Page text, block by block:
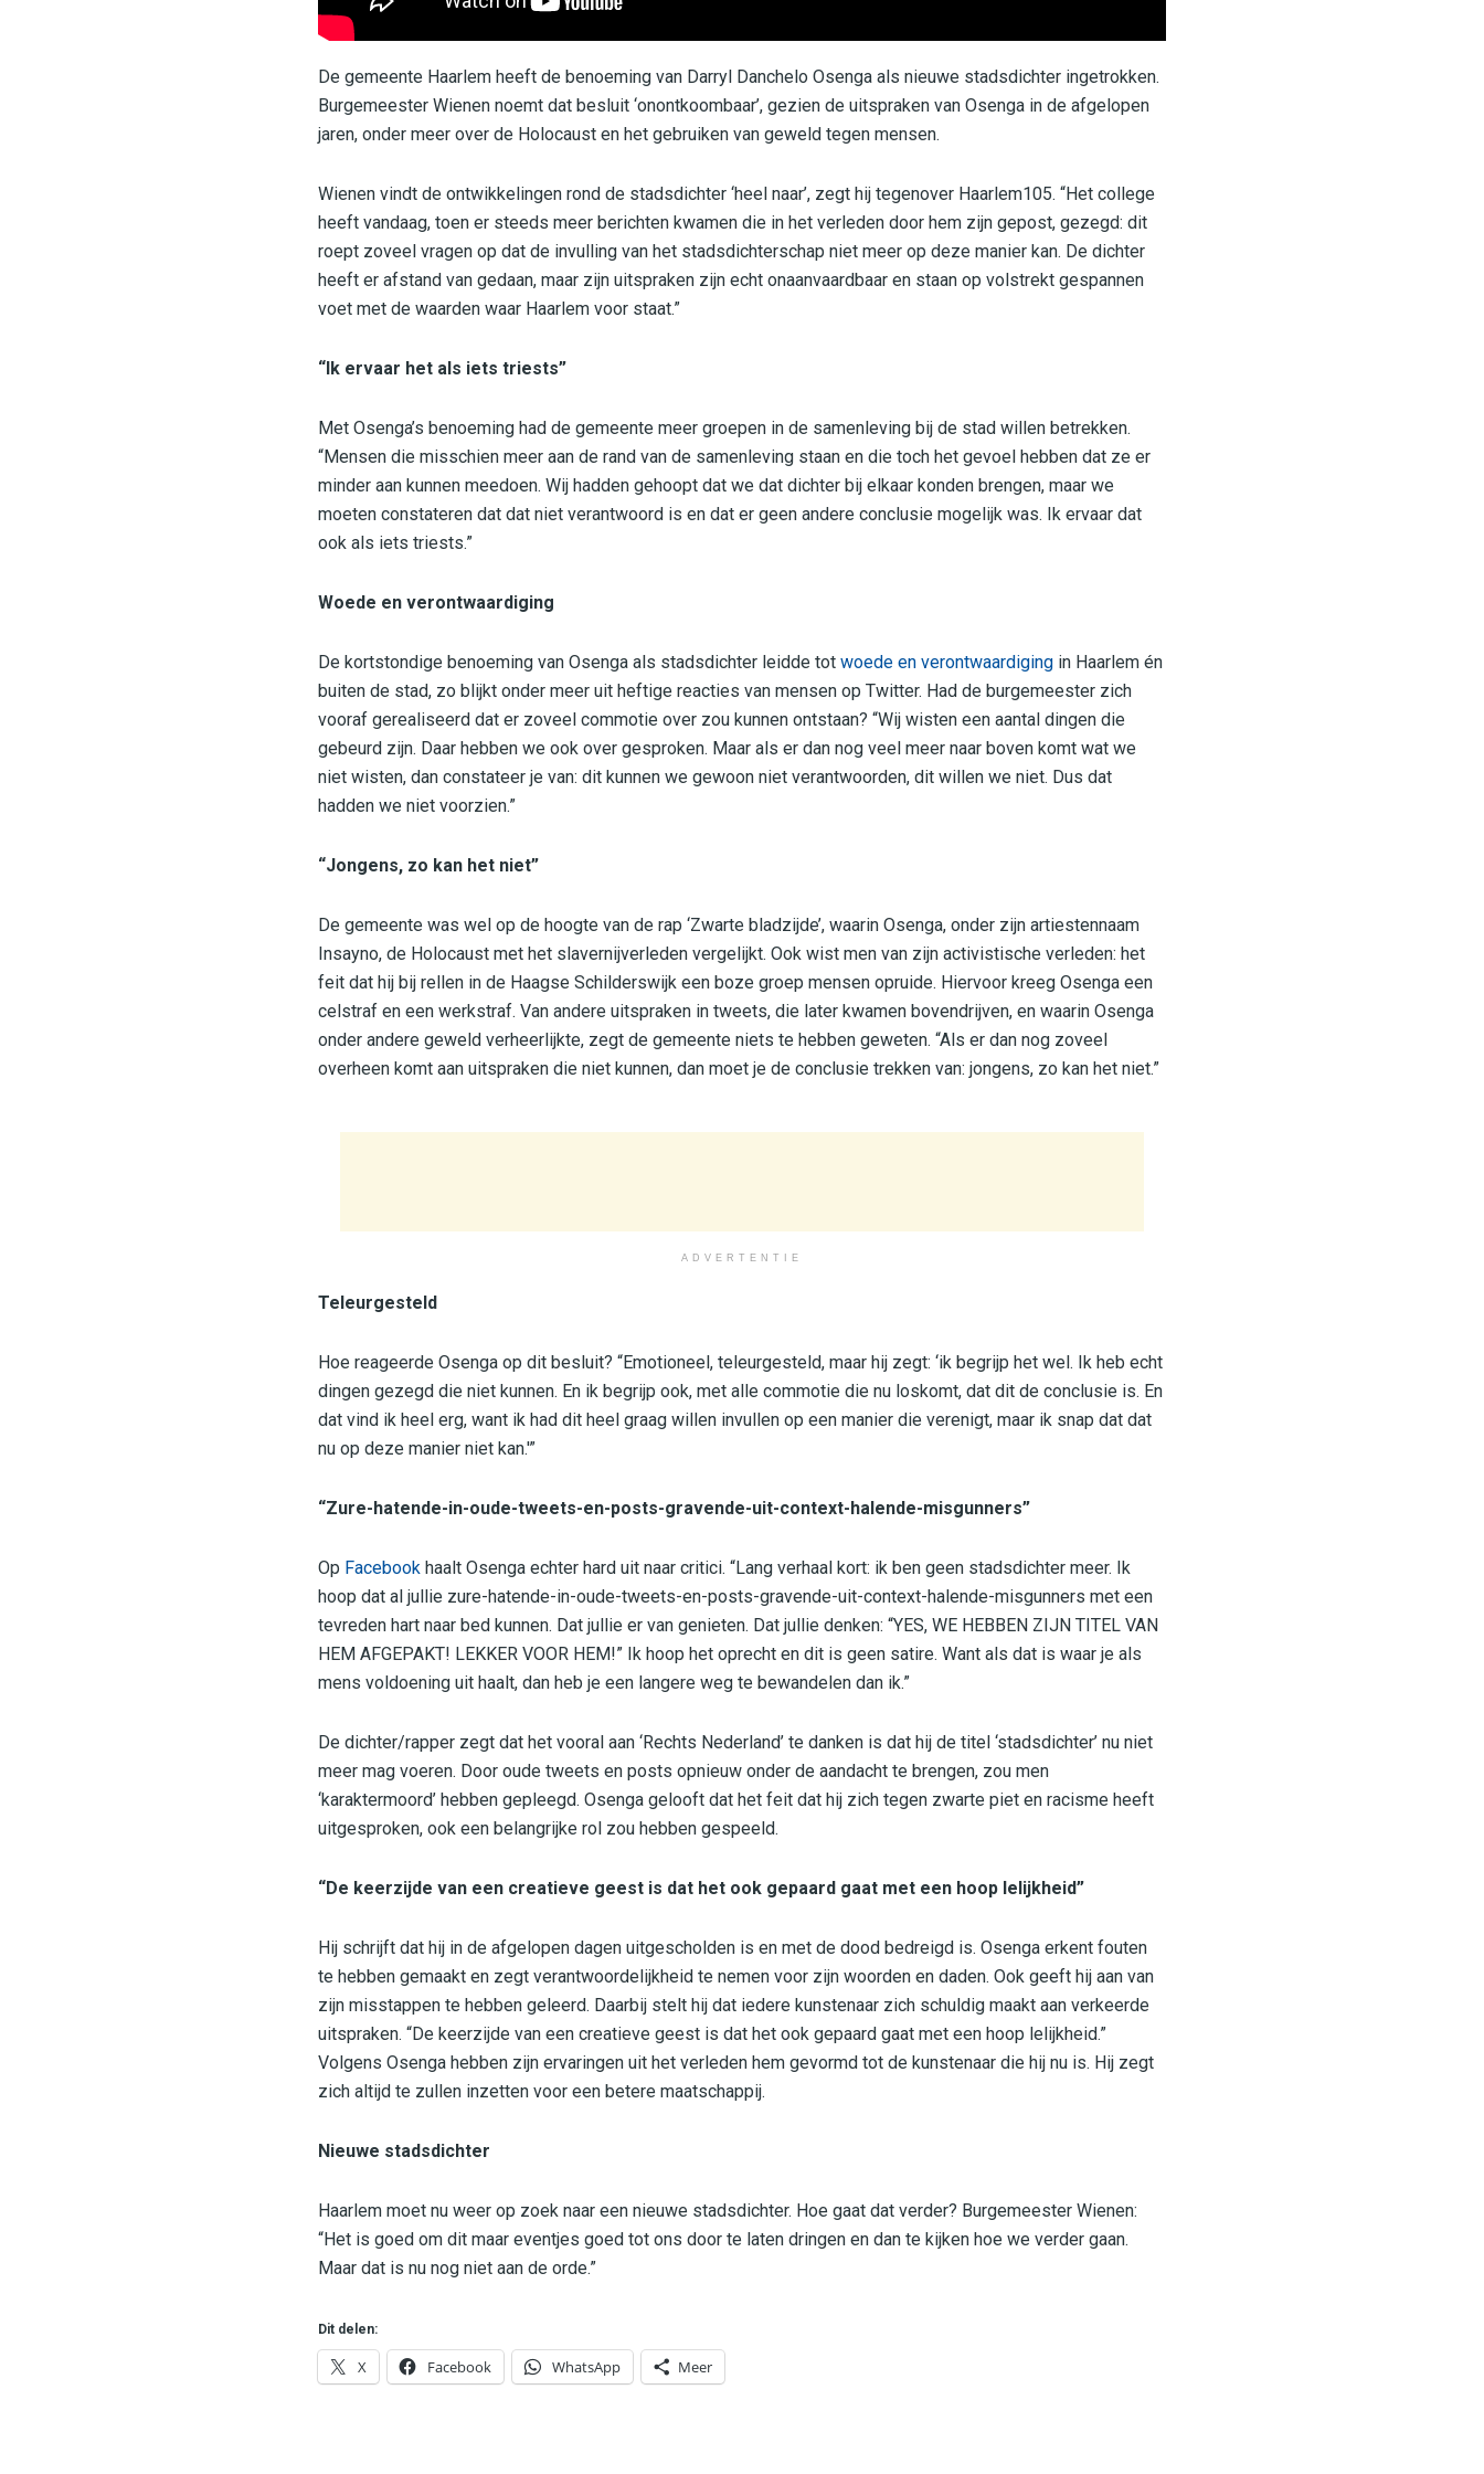
De gemeente Haarlem heeft de benoeming van Darryl Danchelo Osenga als nieuwe stadsdichter ingetrokken.
Burgemeester Wienen noemt dat besluit ‘onontkoombaar’, gezien de uitspraken van Osenga in de afgelopen
jaren, onder meer over de Holocaust en het gebruiken van geweld tegen mensen.
Wienen vindt de ontwikkelingen rond de stadsdichter ‘heel naar’, zegt hij tegenover Haarlem105. “Het college
heeft vandaag, toen er steeds meer berichten kwamen die in het verleden door hem zijn gepost, gezegd: dit
roept zoveel vragen op dat de invulling van het stadsdichterschap niet meer op deze manier kan. De dichter
heeft er afstand van gedaan, maar zijn uitspraken zijn echt onaanvaardbaar en staan op volstrekt gespannen
voet met de waarden waar Haarlem voor staat.”
“Ik ervaar het als iets triests”
Met Osenga’s benoeming had de gemeente meer groepen in de samenleving bij de stad willen betrekken.
“Mensen die misschien meer aan de rand van de samenleving staan en die toch het gevoel hebben dat ze er
minder aan kunnen meedoen. Wij hadden gehoopt dat we dat dichter bij elkaar konden brengen, maar we
moeten constateren dat dat niet verantwoord is en dat er geen andere conclusie mogelijk was. Ik ervaar dat
ook als iets triests.”
Woede en verontwaardiging
De kortstondige benoeming van Osenga als stadsdichter leidde tot woede en verontwaardiging in Haarlem én
buiten de stad, zo blijkt onder meer uit heftige reacties van mensen op Twitter. Had de burgemeester zich
vooraf gerealiseerd dat er zoveel commotie over zou kunnen ontstaan? “Wij wisten een aantal dingen die
gebeurd zijn. Daar hebben we ook over gesproken. Maar als er dan nog veel meer naar boven komt wat we
niet wisten, dan constateer je van: dit kunnen we gewoon niet verantwoorden, dit willen we niet. Dus dat
hadden we niet voorzien.”
“Jongens, zo kan het niet”
De gemeente was wel op de hoogte van de rap ‘Zwarte bladzijde’, waarin Osenga, onder zijn artiestennaam
Insayno, de Holocaust met het slavernijverleden vergelijkt. Ook wist men van zijn activistische verleden: het
feit dat hij bij rellen in de Haagse Schilderswijk een boze groep mensen opruide. Hiervoor kreeg Osenga een
celstraf en een werkstraf. Van andere uitspraken in tweets, die later kwamen bovendrijven, en waarin Osenga
onder andere geweld verheerlijkte, zegt de gemeente niets te hebben geweten. “Als er dan nog zoveel
overheen komt aan uitspraken die niet kunnen, dan moet je de conclusie trekken van: jongens, zo kan het niet.”
ADVERTENTIE
Teleurgesteld
Hoe reageerde Osenga op dit besluit? “Emotioneel, teleurgesteld, maar hij zegt: ‘ik begrijp het wel. Ik heb echt
dingen gezegd die niet kunnen. En ik begrijp ook, met alle commotie die nu loskomt, dat dit de conclusie is. En
dat vind ik heel erg, want ik had dit heel graag willen invullen op een manier die verenigt, maar ik snap dat dat
nu op deze manier niet kan.'”
“Zure-hatende-in-oude-tweets-en-posts-gravende-uit-context-halende-misgunners”
Op Facebook haalt Osenga echter hard uit naar critici. “Lang verhaal kort: ik ben geen stadsdichter meer. Ik
hoop dat al jullie zure-hatende-in-oude-tweets-en-posts-gravende-uit-context-halende-misgunners met een
tevreden hart naar bed kunnen. Dat jullie er van genieten. Dat jullie denken: “YES, WE HEBBEN ZIJN TITEL VAN
HEM AFGEPAKT! LEKKER VOOR HEM!” Ik hoop het oprecht en dit is geen satire. Want als dat is waar je als
mens voldoening uit haalt, dan heb je een langere weg te bewandelen dan ik.”
De dichter/rapper zegt dat het vooral aan ‘Rechts Nederland’ te danken is dat hij de titel ‘stadsdichter’ nu niet
meer mag voeren. Door oude tweets en posts opnieuw onder de aandacht te brengen, zou men
‘karaktermoord’ hebben gepleegd. Osenga gelooft dat het feit dat hij zich tegen zwarte piet en racisme heeft
uitgesproken, ook een belangrijke rol zou hebben gespeeld.
“De keerzijde van een creatieve geest is dat het ook gepaard gaat met een hoop lelijkheid”
Hij schrijft dat hij in de afgelopen dagen uitgescholden is en met de dood bedreigd is. Osenga erkent fouten
te hebben gemaakt en zegt verantwoordelijkheid te nemen voor zijn woorden en daden. Ook geeft hij aan van
zijn misstappen te hebben geleerd. Daarbij stelt hij dat iedere kunstenaar zich schuldig maakt aan verkeerde
uitspraken. “De keerzijde van een creatieve geest is dat het ook gepaard gaat met een hoop lelijkheid.”
Volgens Osenga hebben zijn ervaringen uit het verleden hem gevormd tot de kunstenaar die hij nu is. Hij zegt
zich altijd te zullen inzetten voor een betere maatschappij.
Nieuwe stadsdichter
Haarlem moet nu weer op zoek naar een nieuwe stadsdichter. Hoe gaat dat verder? Burgemeester Wienen:
“Het is goed om dit maar eventjes goed tot ons door te laten dringen en dan te kijken hoe we verder gaan.
Maar dat is nu nog niet aan de orde.”
Dit delen:
X Facebook WhatsApp Meer